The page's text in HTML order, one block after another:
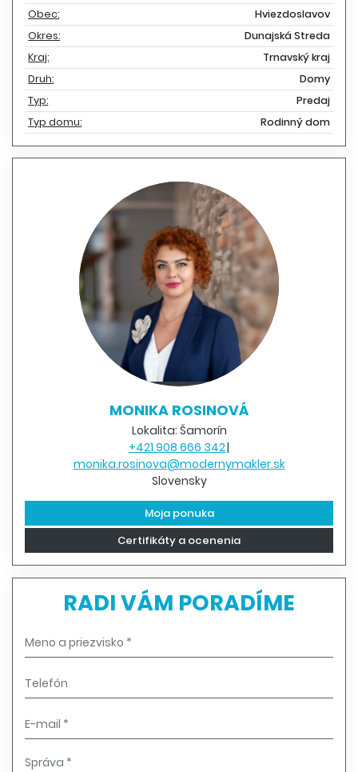
Obec:
Hviezdoslavov
Okres:
Dunajská Streda
Kraj:
Trnavský kraj
Druh:
Domy
Typ:
Predaj
Typ domu:
Rodinný dom
MONIKA ROSINOVÁ
Lokalita: Šamorín
+421 908 666 342
monika.rosinova@modernymakler.sk
Slovensky
Moja ponuka
Certifikáty a ocenenia
RADI VÁM PORADÍME